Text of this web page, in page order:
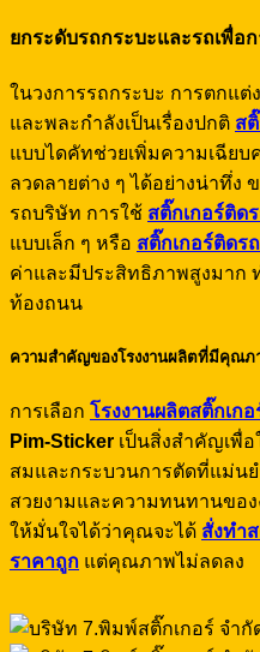
ยกระดับรถกระบะและรถเพื่อ
ในวงการรถกระบะ การตกแต่
และพละกำลังเป็นเรื่องปกติ ส
แบบไดคัทช่วยเพิ่มความเฉีย
ลวดลายต่าง ๆ ได้อย่างน่าทึ่
รถบริษัท การใช้ สติ๊กเกอร์ติ
แบบเล็ก ๆ หรือ สติ๊กเกอร์ติดร
ค่าและมีประสิทธิภาพสูงมาก
ท้องถนน
ความสำคัญของโรงงานผลิตที่มีคุณภ
การเลือก โรงงานผลิตสติ๊กเก
Pim-Sticker เป็นสิ่งสำคัญเพื่
สมและกระบวนการตัดที่แม่น
สวยงามและความทนทานขอ
ให้มั่นใจได้ว่าคุณจะได้ สั่งทำ
ราคาถูก แต่คุณภาพไม่ลดลง